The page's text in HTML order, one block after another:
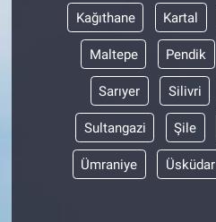
Kağıthane Kartal
Maltepe Pendik
Sarıyer Silivri
Sultangazi Şile
Ümraniye Üsküdar